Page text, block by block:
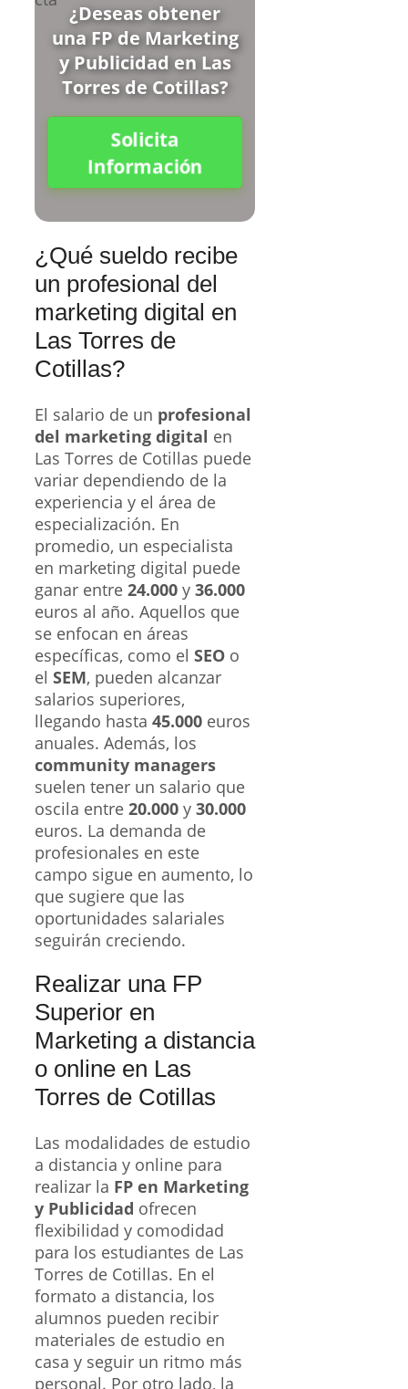
¿Deseas obtener
una FP de Marketing
y Publicidad en Las
Torres de Cotillas?
Solicita
Información
¿Qué sueldo recibe
un profesional del
marketing digital en
Las Torres de
Cotillas?
El salario de un profesional
del marketing digital en
Las Torres de Cotillas puede
variar dependiendo de la
experiencia y el área de
especialización. En
promedio, un especialista
en marketing digital puede
ganar entre 24.000 y 36.000
euros al año. Aquellos que
se enfocan en áreas
específicas, como el SEO o
el SEM, pueden alcanzar
salarios superiores,
llegando hasta 45.000 euros
anuales. Además, los
community managers
suelen tener un salario que
oscila entre 20.000 y 30.000
euros. La demanda de
profesionales en este
campo sigue en aumento, lo
que sugiere que las
oportunidades salariales
seguirán creciendo.
Realizar una FP
Superior en
Marketing a distancia
o online en Las
Torres de Cotillas
Las modalidades de estudio
a distancia y online para
realizar la FP en Marketing
y Publicidad ofrecen
flexibilidad y comodidad
para los estudiantes de Las
Torres de Cotillas. En el
formato a distancia, los
alumnos pueden recibir
materiales de estudio en
casa y seguir un ritmo más
personal. Por otro lado, la